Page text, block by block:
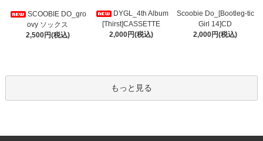
SCOOBIE DO_gro
ovy ソックス
2,500円(税込)
DYGL_4th Album
[Thirst]CASSETTE
2,000円(税込)
Scoobie Do_[Bootleg-tic
Girl 14]CD
2,000円(税込)
もっと見る